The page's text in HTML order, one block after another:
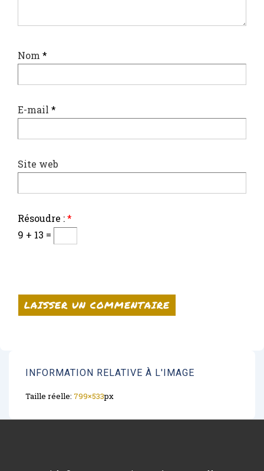
Nom *
E-mail *
Site web
Résoudre :*
9 + 13 =
INFORMATION RELATIVE À L'IMAGE
Taille réelle: 799×533px